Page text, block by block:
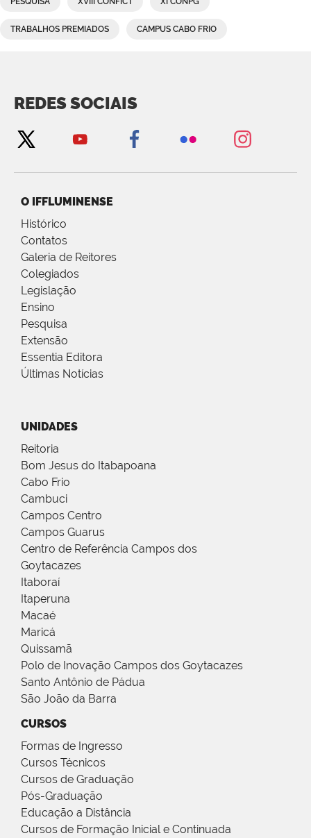
TRABALHOS PREMIADOS CAMPUS CABO FRIO
REDES SOCIAIS
O IFFLUMINENSE
Histórico
Contatos
Galeria de Reitores
Colegiados
Legislação
Ensino
Pesquisa
Extensão
Essentia Editora
Últimas Notícias
UNIDADES
Reitoria
Bom Jesus do Itabapoana
Cabo Frio
Cambuci
Campos Centro
Campos Guarus
Centro de Referência Campos dos
Goytacazes
Itaboraí
Itaperuna
Macaé
Maricá
Quissamã
Polo de Inovação Campos dos Goytacazes
Santo Antônio de Pádua
São João da Barra
CURSOS
Formas de Ingresso
Cursos Técnicos
Cursos de Graduação
Pós-Graduação
Educação a Distância
Cursos de Formação Inicial e Continuada